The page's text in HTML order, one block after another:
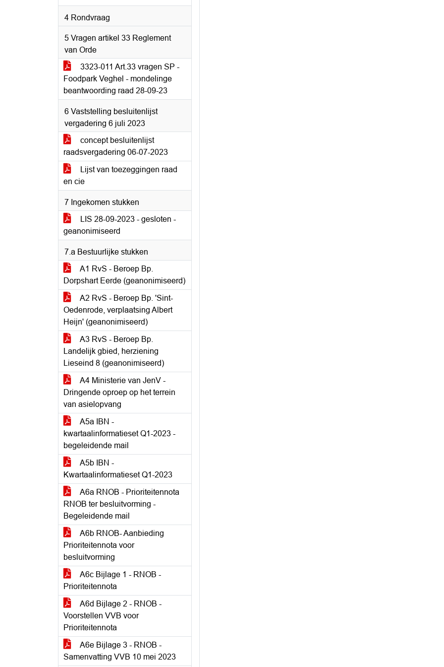
4 Rondvraag
5 Vragen artikel 33 Reglement
van Orde
3323-011 Art.33 vragen SP -
Foodpark Veghel - mondelinge
beantwoording raad 28-09-23
6 Vaststelling besluitenlijst
vergadering 6 juli 2023
concept besluitenlijst
raadsvergadering 06-07-2023
Lijst van toezeggingen raad
en cie
7 Ingekomen stukken
LIS 28-09-2023 - gesloten -
geanonimiseerd
7.a Bestuurlijke stukken
A1 RvS - Beroep Bp.
Dorpshart Eerde (geanonimiseerd)
A2 RvS - Beroep Bp. 'Sint-
Oedenrode, verplaatsing Albert
Heijn' (geanonimiseerd)
A3 RvS - Beroep Bp.
Landelijk gbied, herziening
Lieseind 8 (geanonimiseerd)
A4 Ministerie van JenV -
Dringende oproep op het terrein
van asielopvang
A5a IBN -
kwartaalinformatieset Q1-2023 -
begeleidende mail
A5b IBN -
Kwartaalinformatieset Q1-2023
A6a RNOB - Prioriteitennota
RNOB ter besluitvorming -
Begeleidende mail
A6b RNOB- Aanbieding
Prioriteitennota voor
besluitvorming
A6c Bijlage 1 - RNOB -
Prioriteitennota
A6d Bijlage 2 - RNOB -
Voorstellen VVB voor
Prioriteitennota
A6e Bijlage 3 - RNOB -
Samenvatting VVB 10 mei 2023